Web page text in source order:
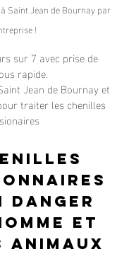
Saint Jean de Bournay par
!
sur 7 avec prise de
rapide.
Jean de Bournay et
traiter les chenilles
danger
et